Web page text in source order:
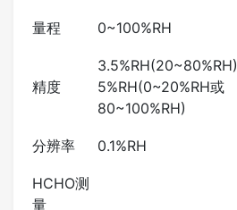
量程 0~100%RH
精度
3.5%RH(20~80%RH)
5%RH(0~20%RH或
80~100%RH)
分辨率 0.1%RH
HCHO测
量